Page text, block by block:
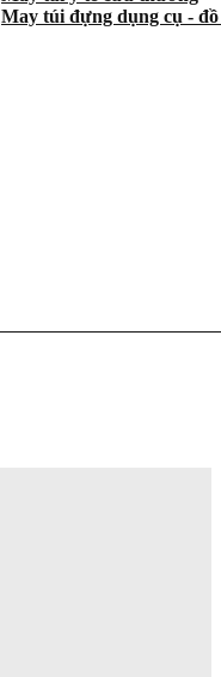
May túi đựng dụng cụ - đồ